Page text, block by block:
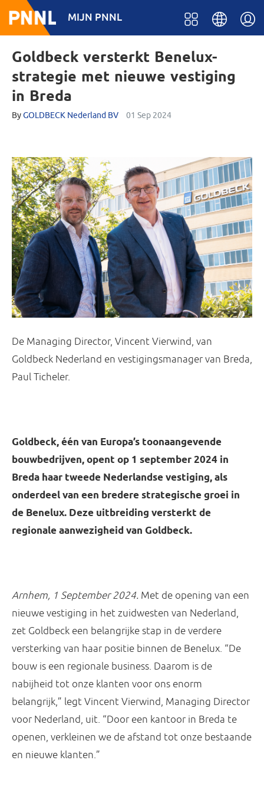
MIJN PNNL
Goldbeck versterkt Benelux-
strategie met nieuwe vestiging
in Breda
ByGOLDBECK Nederland BV 01 Sep 2024
De Managing Director, Vincent Vierwind, van
Goldbeck Nederland en vestigingsmanager van Breda,
Paul Ticheler.
Goldbeck, één van Europa’s toonaangevende
bouwbedrijven, opent op 1 september 2024 in
Breda haar tweede Nederlandse vestiging, als
onderdeel van een bredere strategische groei in
de Benelux. Deze uitbreiding versterkt de
regionale aanwezigheid van Goldbeck.
Arnhem, 1 September 2024. Met de opening van een
nieuwe vestiging in het zuidwesten van Nederland,
zet Goldbeck een belangrijke stap in de verdere
versterking van haar positie binnen de Benelux. “De
bouw is een regionale business. Daarom is de
nabijheid tot onze klanten voor ons enorm
belangrijk,” legt Vincent Vierwind, Managing Director
voor Nederland, uit. “Door een kantoor in Breda te
openen, verkleinen we de afstand tot onze bestaande
en nieuwe klanten.”